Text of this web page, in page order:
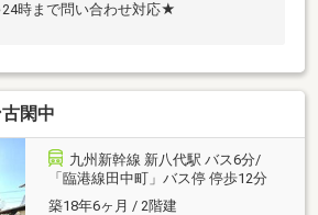
時まで問い合わせ対応★
閑中
九州新幹線 新八代駅 バス6分/
「臨港線田中町」バス停 停歩12分
築18年6ヶ月 / 2階建